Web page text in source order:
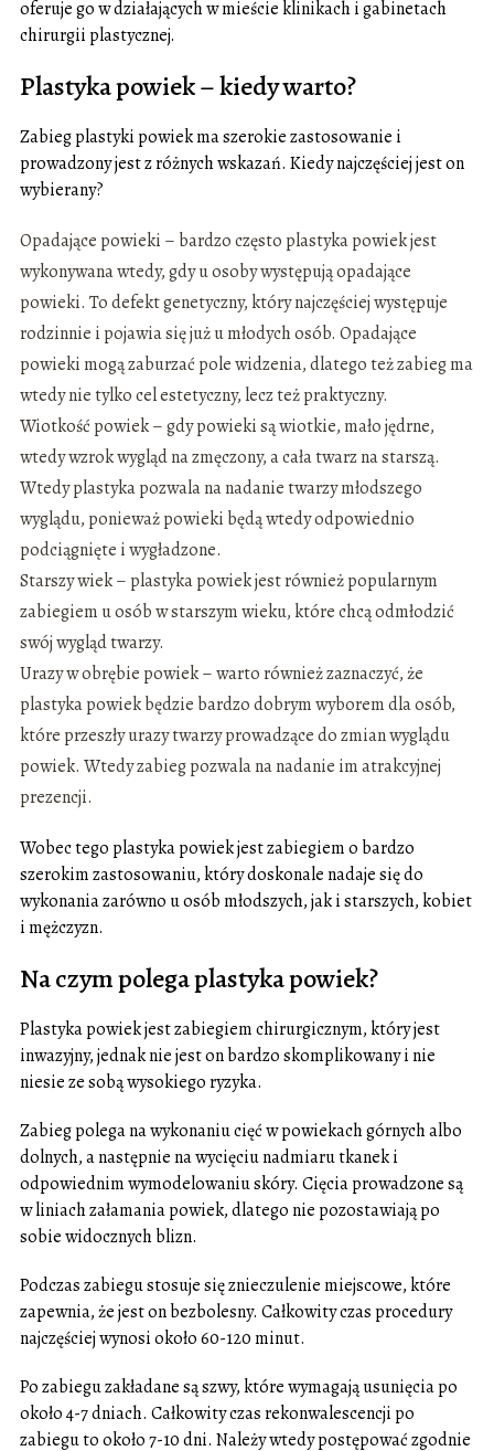
oferuje go w działających w mieście klinikach i gabinetach
chirurgii plastycznej.
Plastyka powiek – kiedy warto?
Zabieg plastyki powiek ma szerokie zastosowanie i
prowadzony jest z różnych wskazań. Kiedy najczęściej jest on
wybierany?
Opadające powieki – bardzo często plastyka powiek jest
wykonywana wtedy, gdy u osoby występują opadające
powieki. To defekt genetyczny, który najczęściej występuje
rodzinnie i pojawia się już u młodych osób. Opadające
powieki mogą zaburzać pole widzenia, dlatego też zabieg ma
wtedy nie tylko cel estetyczny, lecz też praktyczny.
Wiotkość powiek – gdy powieki są wiotkie, mało jędrne,
wtedy wzrok wygląd na zmęczony, a cała twarz na starszą.
Wtedy plastyka pozwala na nadanie twarzy młodszego
wyglądu, ponieważ powieki będą wtedy odpowiednio
podciągnięte i wygładzone.
Starszy wiek – plastyka powiek jest również popularnym
zabiegiem u osób w starszym wieku, które chcą odmłodzić
swój wygląd twarzy.
Urazy w obrębie powiek – warto również zaznaczyć, że
plastyka powiek będzie bardzo dobrym wyborem dla osób,
które przeszły urazy twarzy prowadzące do zmian wyglądu
powiek. Wtedy zabieg pozwala na nadanie im atrakcyjnej
prezencji.
Wobec tego plastyka powiek jest zabiegiem o bardzo
szerokim zastosowaniu, który doskonale nadaje się do
wykonania zarówno u osób młodszych, jak i starszych, kobiet
i mężczyzn.
Na czym polega plastyka powiek?
Plastyka powiek jest zabiegiem chirurgicznym, który jest
inwazyjny, jednak nie jest on bardzo skomplikowany i nie
niesie ze sobą wysokiego ryzyka.
Zabieg polega na wykonaniu cięć w powiekach górnych albo
dolnych, a następnie na wycięciu nadmiaru tkanek i
odpowiednim wymodelowaniu skóry. Cięcia prowadzone są
w liniach załamania powiek, dlatego nie pozostawiają po
sobie widocznych blizn.
Podczas zabiegu stosuje się znieczulenie miejscowe, które
zapewnia, że jest on bezbolesny. Całkowity czas procedury
najczęściej wynosi około 60-120 minut.
Po zabiegu zakładane są szwy, które wymagają usunięcia po
około 4-7 dniach. Całkowity czas rekonwalescencji po
zabiegu to około 7-10 dni. Należy wtedy postępować zgodnie